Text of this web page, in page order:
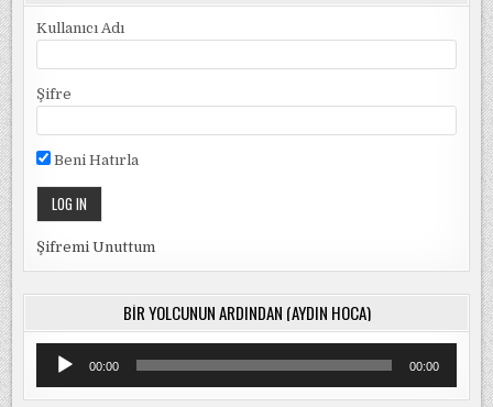
Kullanıcı Adı
Şifre
Beni Hatırla
Şifremi Unuttum
BIR YOLCUNUN ARDINDAN (AYDIN HOCA)
Ses
oynatıcı00:00 00:00